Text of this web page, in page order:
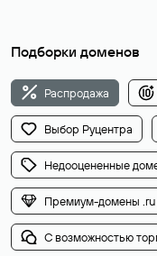
Подборки доменов
Распродажа
Выбор Руцентра
Недооцененные
Премиум-домены .ru
С возможностью